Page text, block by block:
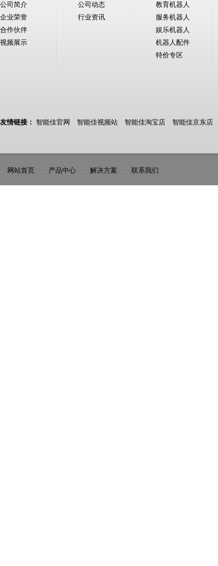
公司简介
企业荣誉
合作伙伴
视频展示
公司动态
行业资讯
教育机器人
服务机器人
娱乐机器人
机器人配件
特价专区
友情链接： 智能佳官网 智能佳视频站 智能佳淘宝店 智能佳京东店
网站首页 产品中心 解决方案 联系我们